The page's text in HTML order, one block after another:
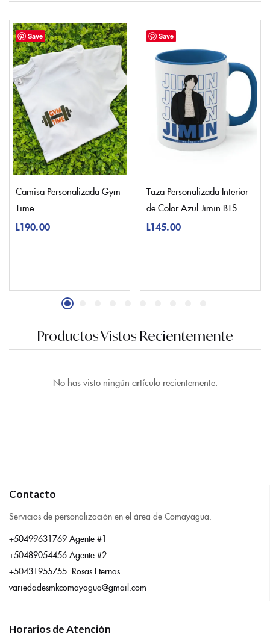
Save
Camisa Personalizada Gym
Time
L190.00
Save
Taza Personalizada Interior
de Color Azul Jimin BTS
L145.00
Productos Vistos Recientemente
No has visto ningún artículo recientemente.
Contacto
Servicios de personalización en el área de Comayagua.
+50499631769 Agente #1
+50489054456 Agente #2
+50431955755 Rosas Eternas
variedadesmkcomayagua@gmail.com
Horarios de Atención